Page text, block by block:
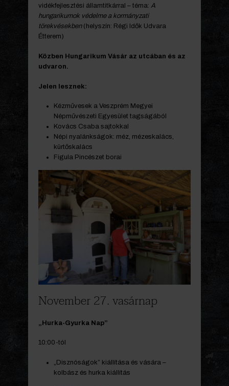
vidékfejlesztési államtitkárral – téma: A
hungarikumok védelme a kormányzati
törekvésekben(helyszín: Régi Idők Udvara
Étterem)
Közben Hungarikum Vásár az utcában és az
udvaron.
Jelen lesznek:
Kézművesek a Veszprém Megyei
Népművészeti Egyesület tagságából
Kovács Csaba sajtokkal
Népi nyalánkságok: méz, mézeskalács,
kürtőskalács
Figula Pincészet borai
November 27. vasárnap
„Hurka-Gyurka Nap”
10:00-tól
„Disznóságok” kiállítása és vására –
kolbász és hurka kiállítás